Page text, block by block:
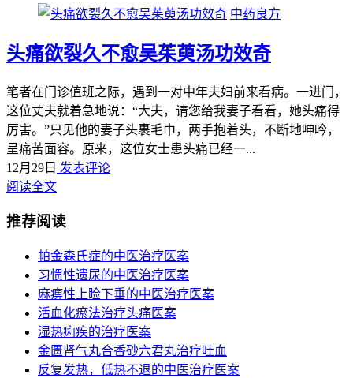
中药良方
头痛欲裂久不愈吴茱萸汤功效奇
笔者在门诊值班之际，遇到一对中年夫妇前来看病。一进门，
这位丈夫就着急地说：“大夫，请您给我妻子看看，她头痛得
厉害。”只见他的妻子头裹毛巾，两手抱着头，不断地呻吟，
呈痛苦面容。原来，这位女士患头痛已经一...
12月29日 发表评论
阅读全文
推荐阅读
帕金森氏症的中医治疗医案
习惯性遗尿的中医治疗医案
麻痹性上睑下垂的中医治疗医案
活血化瘀法治疗头痛医案
湿热痢疾的治疗医案
金匮肾气丸合香砂六君丸治疗吐血
反复发热，低热不退的中医治疗医案